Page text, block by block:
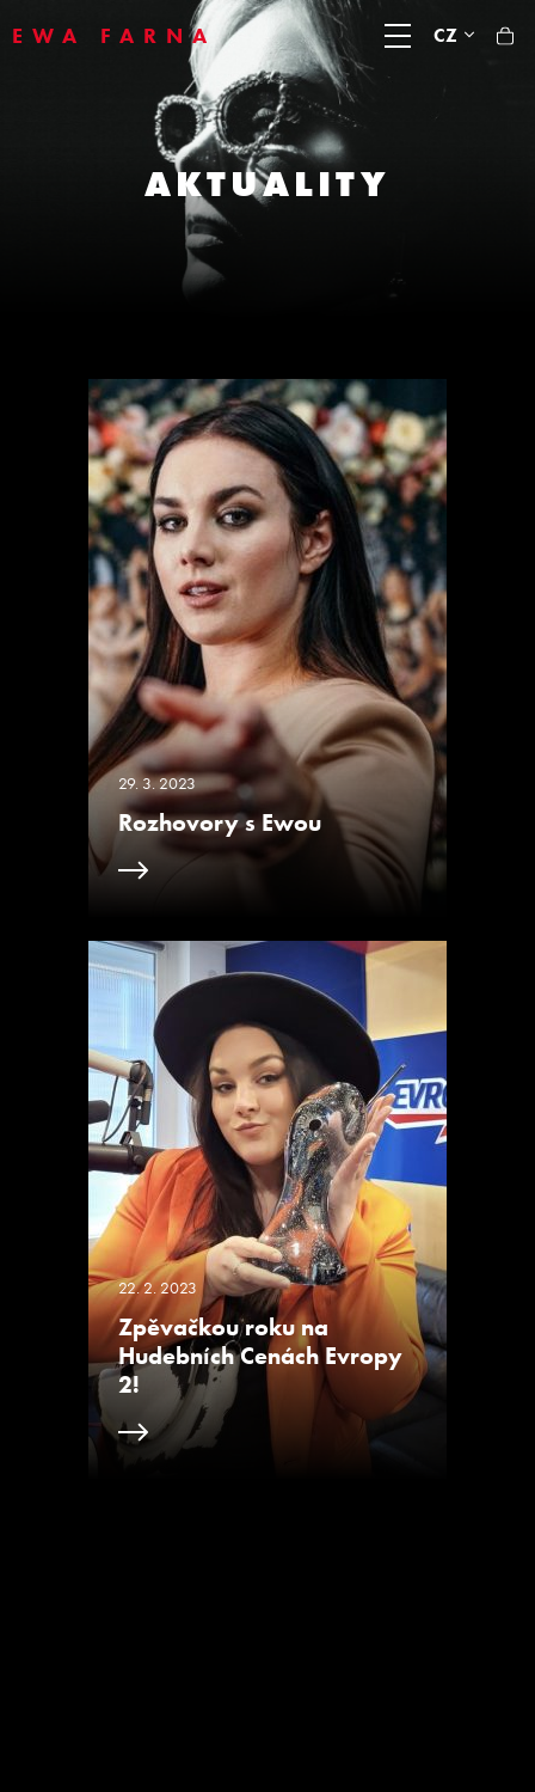
EWA FARNA CZ
AKTUALITY
29. 3. 2023
Rozhovory s Ewou
22. 2. 2023
Zpěvačkou roku na
Hudebních Cenách Evropy
2!